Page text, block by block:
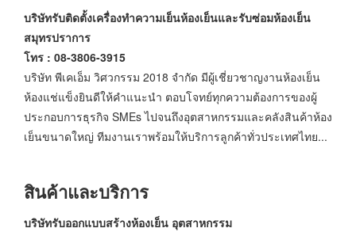
บริษัทรับติดตั้งเครื่องทำความเย็นห้องเย็นและรับซ่อมห้องเย็น
สมุทรปราการ
โทร : 08-3806-3915
บริษัท พีเคเอ็ม วิศวกรรม 2018 จำกัด มีผู้เชี่ยวชาญงานห้องเย็น
ห้องแช่แข็งยินดีให้คำแนะนำ ตอบโจทย์ทุกความต้องการของผู้
ประกอบการธุรกิจ SMEs ไปจนถึงอุตสาหกรรมและคลังสินค้าห้อง
เย็นขนาดใหญ่ ทีมงานเราพร้อมให้บริการลูกค้าทั่วประเทศไทย...
สินค้าและบริการ
บริษัทรับออกแบบสร้างห้องเย็น อุตสาหกรรม